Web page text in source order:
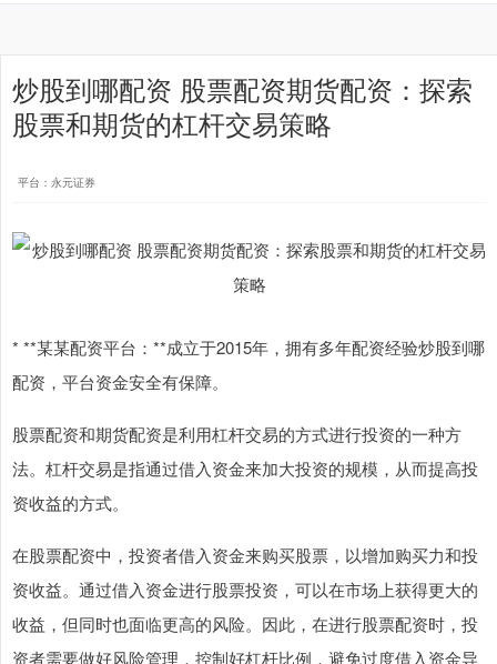
炒股到哪配资 股票配资期货配资：探索
股票和期货的杠杆交易策略
平台：永元证券
* **某某配资平台：**成立于2015年，拥有多年配资经验炒股到哪
配资，平台资金安全有保障。
股票配资和期货配资是利用杠杆交易的方式进行投资的一种方
法。杠杆交易是指通过借入资金来加大投资的规模，从而提高投
资收益的方式。
在股票配资中，投资者借入资金来购买股票，以增加购买力和投
资收益。通过借入资金进行股票投资，可以在市场上获得更大的
收益，但同时也面临更高的风险。因此，在进行股票配资时，投
资者需要做好风险管理，控制好杠杆比例，避免过度借入资金导